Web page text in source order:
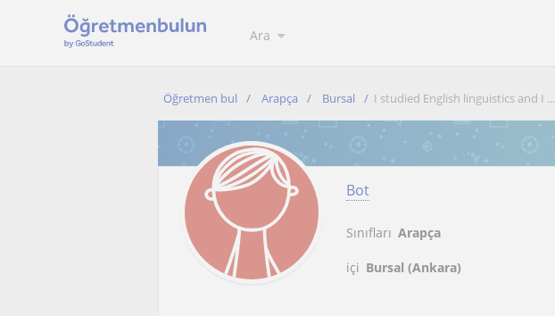
Ara
Öğretmen bul Arapça Bursal I studied English linguistics and I ...
Bot
Sınıfları Arapça
içi Bursal (Ankara)